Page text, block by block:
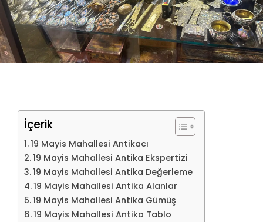
İçerik
19 Mayis Mahallesi Antikacı
19 Mayis Mahallesi Antika Ekspertizi
19 Mayis Mahallesi Antika Değerleme
19 Mayis Mahallesi Antika Alanlar
19 Mayis Mahallesi Antika Gümüş
19 Mayis Mahallesi Antika Tablo